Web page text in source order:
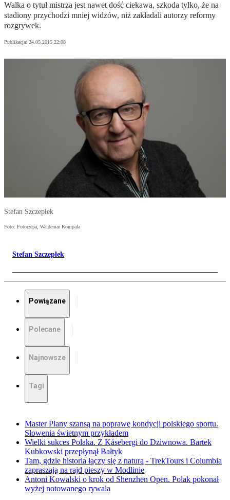
Walka o tytuł mistrza jest nawet dość ciekawa, szkoda tylko, że na
stadiony przychodzi mniej widzów, niż zakładali autorzy reformy
rozgrywek.
Publikacja: 24.05.2015 22:08
Stefan Szczepłek
Foto: Fotorzepa, Waldemar Kompala
Stefan Szczepłek
Powiązane
Polecane
Najnowsze
Tagi
Master Plany szansą na poprawę kondycji polskiego sportu.
Słowenia świetnym przykładem
Wielki sukces Polaka. Z Kåsebergi do Dziwnowa. Bartek
Kubkowski przepłynął Bałtyk
Tam, gdzie historia łączy się z naturą - TrekTours i Columbia
zapraszają na rajd pieszy w Modlinie
Antoni Kowalski o krok od Shenzhen Open. Polak pokonał
wyżej notowanego rywala